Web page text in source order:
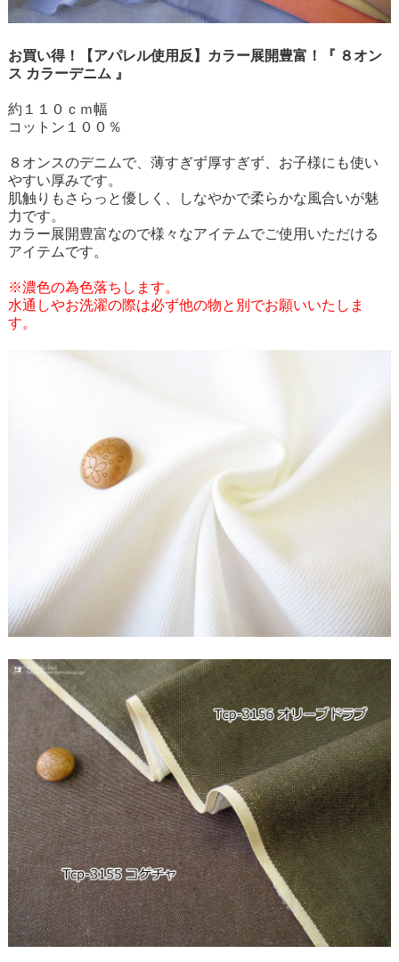
お買い得！【アパレル使用反】カラー展開豊富！『 ８オン
ス カラーデニム 』
約１１０ｃｍ幅
コットン１００％
８オンスのデニムで、薄すぎず厚すぎず、お子様にも使い
やすい厚みです。
肌触りもさらっと優しく、しなやかで柔らかな風合いが魅
力です。
カラー展開豊富なので様々なアイテムでご使用いただける
アイテムです。
※濃色の為色落ちします。
水通しやお洗濯の際は必ず他の物と別でお願いいたしま
す。